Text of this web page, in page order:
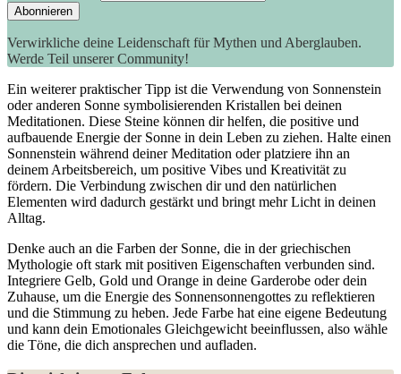
Verwirkliche deine Leidenschaft für Mythen und Aberglauben.
Werde Teil unserer Community!
Ein weiterer praktischer Tipp ist die Verwendung von ⁣Sonnenstein
‌oder anderen Sonne symbolisierenden Kristallen bei deinen
Meditationen.⁢ Diese Steine können dir helfen, ​die ⁣positive und
aufbauende Energie der Sonne⁢ in dein Leben zu ziehen. Halte einen
​Sonnenstein während ⁤deiner Meditation oder platziere ‍ihn an
⁢deinem Arbeitsbereich, um positive ​Vibes und Kreativität‍ zu
fördern. Die Verbindung zwischen dir und den natürlichen
Elementen wird dadurch gestärkt und bringt mehr Licht in deinen⁣
Alltag.
Denke auch an ⁣die Farben der⁣ Sonne, die in der griechischen
⁢Mythologie⁣ oft ⁤stark mit positiven Eigenschaften verbunden sind.
Integriere⁢ Gelb,⁤ Gold und⁤ Orange⁣ in deine Garderobe oder⁤ dein
Zuhause, um die Energie des Sonnensonnengottes zu⁢ reflektieren‌
und die Stimmung zu heben. Jede Farbe ⁤hat eine⁤ eigene Bedeutung
⁢und kann dein Emotionales ​Gleichgewicht beeinflussen, ⁢also wähle
die Töne, die dich ansprechen und aufladen.